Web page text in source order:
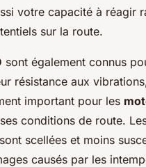
votre capacité à réagir
sur la route.
sont également connus
résistance aux
important pour les
conditions de route.
sont scellées et moins
causés par les